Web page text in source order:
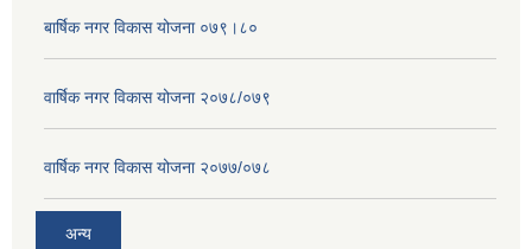
बार्षिक नगर विकास योजना ०७९।८०
वार्षिक नगर विकास योजना २०७८/०७९
वार्षिक नगर विकास योजना २०७७/०७८
अन्य